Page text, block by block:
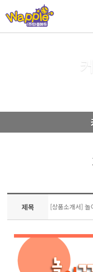
제목 [상품소개서] 놀